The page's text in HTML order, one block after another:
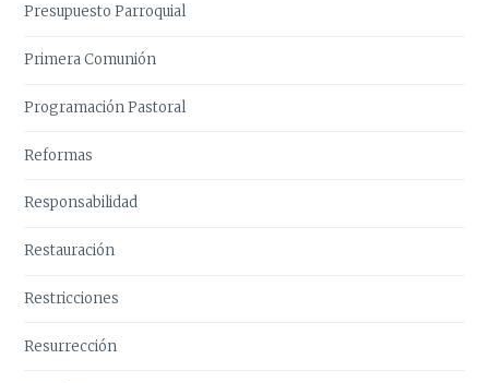
Presupuesto Parroquial
Primera Comunión
Programación Pastoral
Reformas
Responsabilidad
Restauración
Restricciones
Resurrección